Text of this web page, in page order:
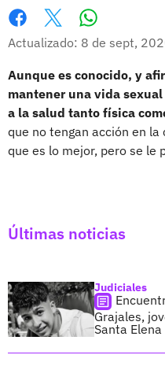
Facebook
X
Actualizado: 8 de sept,
Aunque es conocido, y
mantener una vida
a la salud tanto física
que no tengan acción en
que es lo mejor, pero se le
Últimas noticias
Judiciales
Grajales,
Santa Elena